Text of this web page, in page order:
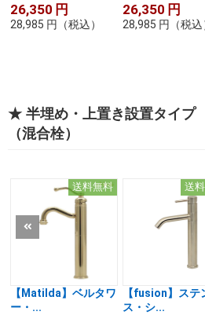
26,350 円
28,985 円 （税込）
26,350 円
28,985 円 （税込
★ 半埋め・上置き設置タイプ
（混合栓）
送料無料
【Matilda】ベルタワ
ー・...
送
【fusion】ステ
ス・シ...